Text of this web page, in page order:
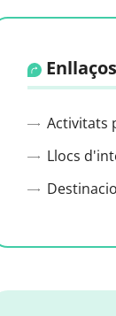
Enllaços
Activitats
Llocs